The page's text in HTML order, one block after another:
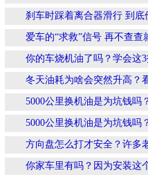
刹车时踩着离合器滑行 到底
爱车的“求救”信号 再不查查
你的车烧机油了吗？学会这3
冬天油耗为啥会突然升高？
5000公里换机油是为坑钱吗
5000公里换机油是为坑钱吗
方向盘怎么打才安全？许多
你家车里有吗？因为安装这